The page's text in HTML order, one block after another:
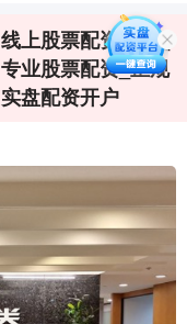
线上股票配资操盘_
专业股票配资_正规
实盘配资开户